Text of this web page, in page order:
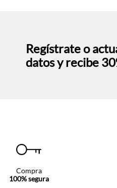
Regístrate o
datos y recibe
Compra
100% segura